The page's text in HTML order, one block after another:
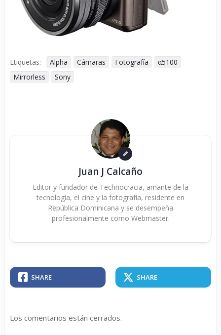
Etiquetas: Alpha Cámaras Fotografía
α5100
Mirrorless
Sony
Juan J Calcaño
Editor y fundador de Technocracia, amante de la
tecnología, el cine y la fotografía, residente en
República Dominicana y se desempeña
profesionalmente como Webmaster.
SHARE SHARE
Los comentarios están cerrados.